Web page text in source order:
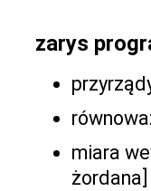
zarys
miara
żordana]